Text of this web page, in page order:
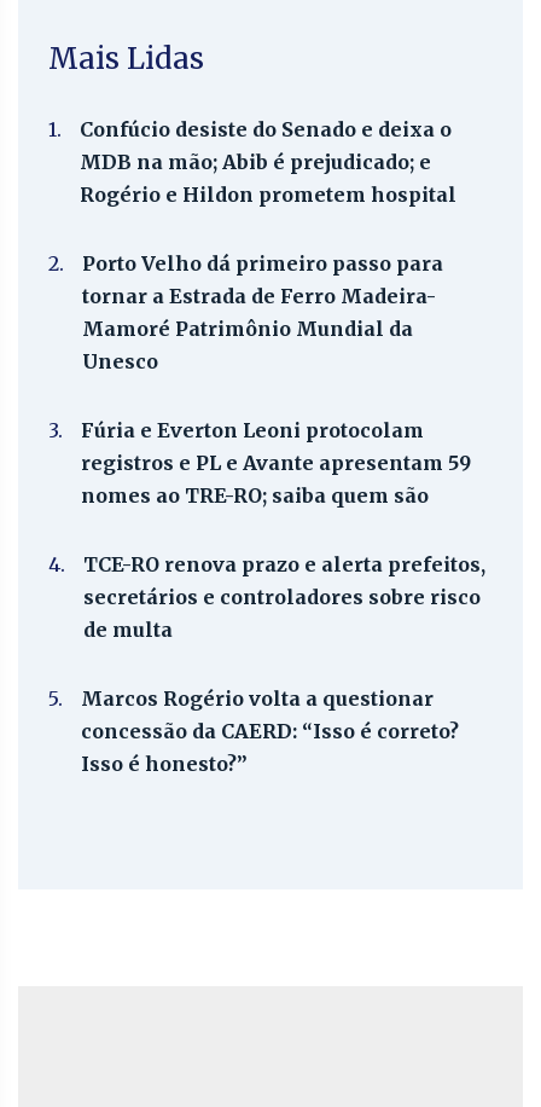
Mais Lidas
1.
Confúcio desiste do Senado e deixa o
MDB na mão; Abib é prejudicado; e
Rogério e Hildon prometem hospital
2.
Porto Velho dá primeiro passo para
tornar a Estrada de Ferro Madeira-
Mamoré Patrimônio Mundial da
Unesco
3.
Fúria e Everton Leoni protocolam
registros e PL e Avante apresentam 59
nomes ao TRE-RO; saiba quem são
4.
TCE-RO renova prazo e alerta prefeitos,
secretários e controladores sobre risco
de multa
5.
Marcos Rogério volta a questionar
concessão da CAERD: “Isso é correto?
Isso é honesto?”